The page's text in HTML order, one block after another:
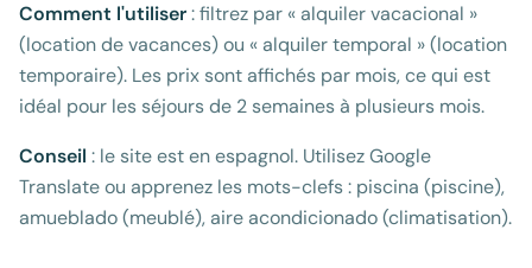
Comment l'utiliser: filtrez par « alquiler vacacional »
(location de vacances) ou « alquiler temporal » (location
temporaire). Les prix sont affichés par mois, ce qui est
idéal pour les séjours de 2 semaines à plusieurs mois.
Conseil : le site est en espagnol. Utilisez Google
Translate ou apprenez les mots-clefs : piscina (piscine),
amueblado (meublé), aire acondicionado (climatisation).